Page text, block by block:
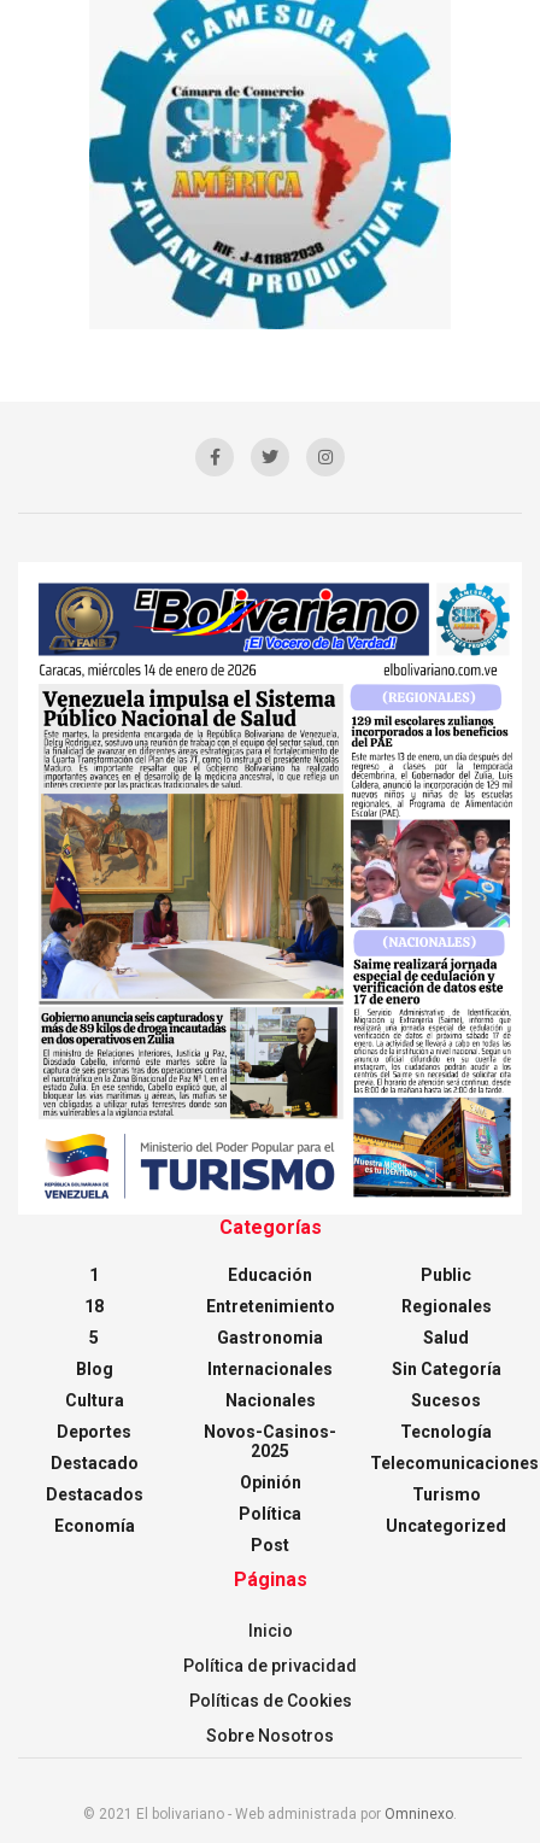
Categorías
1
18
5
Blog
Cultura
Deportes
Destacado
Destacados
Economía
Educación
Entretenimiento
Gastronomia
Internacionales
Nacionales
Novos-Casinos-
2025
Opinión
Política
Post
Public
Regionales
Salud
Sin Categoría
Sucesos
Tecnología
Telecomunicaciones
Turismo
Uncategorized
Páginas
Inicio
Política de privacidad
Políticas de Cookies
Sobre Nosotros
© 2021 El bolivariano - Web administrada por Omninexo.